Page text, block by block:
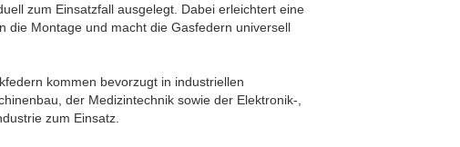
zum Einsatzfall ausgelegt. Dabei erleichtert eine
die Montage und macht die Gasfedern universell
kommen bevorzugt in industriellen
der Medizintechnik sowie der Elektronik-,
zum Einsatz.